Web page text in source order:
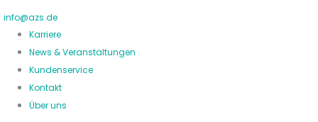
info@azs.de
Karriere
News & Veranstaltungen
Kundenservice
Kontakt
Über uns